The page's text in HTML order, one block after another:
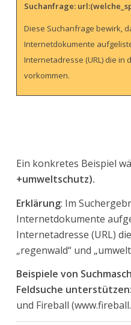
Suchanfrage:
Diese Suchanfrage bewirk,
Internetdokumente
Internetadresse (URL) die in
vorkommen.
Ein konkretes Beispiel
+umweltschutz).
Erklärung: Im
Internetdokumente
Internetadresse (URL)
„regenwald“ und
Beispiele von
Feldsuche unterstützen:
und Fireball